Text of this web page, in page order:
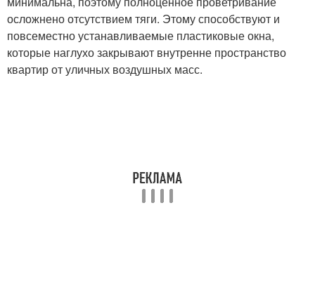
осложнено отсутствием тяги. Этому способствуют и
повсеместно устанавливаемые пластиковые окна,
которые наглухо закрывают внутренне пространство
квартир от уличных воздушных масс.